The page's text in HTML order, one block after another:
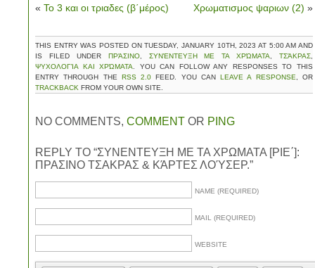
« Το 3 και οι τριαδες (β΄μέρος) Χρωματισμος ψαριων (2) »
THIS ENTRY WAS POSTED ON TUESDAY, JANUARY 10TH, 2023 AT 5:00 AM AND
IS FILED UNDER ΠΡΆΣΙΝΟ, ΣΥΝΈΝΤΕΥΞΗ ΜΕ ΤΑ ΧΡΏΜΑΤΑ ΤΣΆΚΡΑΣ
ΨΥΧΟΛΟΓΊΑ ΚΑΙ ΧΡΏΜΑΤΑ
. YOU CAN FOLLOW ANY RESPONSES TO THIS
ENTRY THROUGH THE RSS 2.0 FEED. YOU CANLEAVE A RESPONSE , OR
TRACKBACK FROM YOUR OWN SITE.
NO COMMENTS, COMMENT OR PING
REPLY TO “ΣΥΝΕΝΤΕΥΞΗ ΜΕ ΤΑ ΧΡΩΜΑΤΑ [ΡΙΕ΄]:
ΠΡΑΣΙΝΟ ΤΣΑΚΡΑΣ & ΚΆΡΤΕΣ ΛΟΎΣΕΡ.”
NAME (REQUIRED)
MAIL (REQUIRED)
WEBSITE